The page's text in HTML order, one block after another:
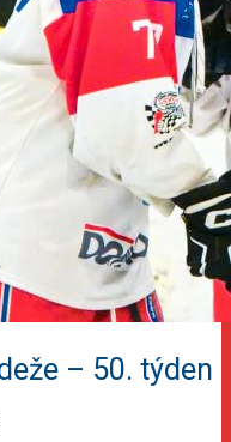
– 50. týden